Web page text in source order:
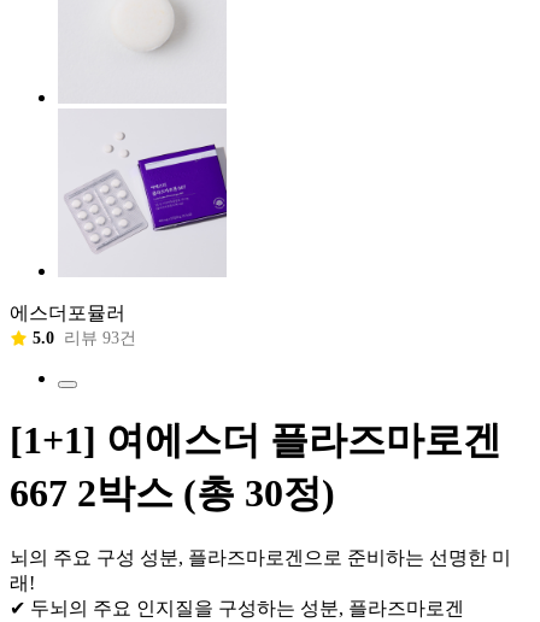
에스더포뮬러
5.0 리뷰 93건
[1+1] 여에스더 플라즈마로겐
667 2박스 (총 30정)
뇌의 주요 구성 성분, 플라즈마로겐으로 준비하는 선명한 미
래!
✔ 두뇌의 주요 인지질을 구성하는 성분, 플라즈마로겐